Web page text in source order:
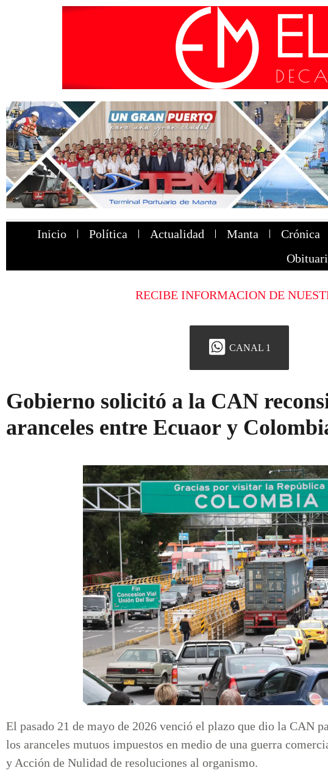
Inicio Política Actualidad Manta Crónica
RECIBE INFORMACION DE
CANAL 1
Gobierno solicitó a la CAN
aranceles entre Ecuaor y
El pasado 21 de mayo de 2026 venció el plazo que dio la CAN
los aranceles mutuos impuestos en medio de una guerra
y Acción de Nulidad de resoluciones al organismo.